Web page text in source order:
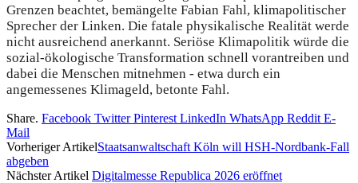
Grenzen beachtet, bemängelte Fabian Fahl, klimapolitischer
Sprecher der Linken. Die fatale physikalische Realität werde
nicht ausreichend anerkannt. Seriöse Klimapolitik würde die
sozial-ökologische Transformation schnell vorantreiben und
dabei die Menschen mitnehmen - etwa durch ein
angemessenes Klimageld, betonte Fahl.
Share. Facebook Twitter Pinterest LinkedIn WhatsApp Reddit E-
Mail
Vorheriger ArtikelStaatsanwaltschaft Köln will HSH-Nordbank-Fall
abgeben
Nächster Artikel Digitalmesse Republica 2026 eröffnet